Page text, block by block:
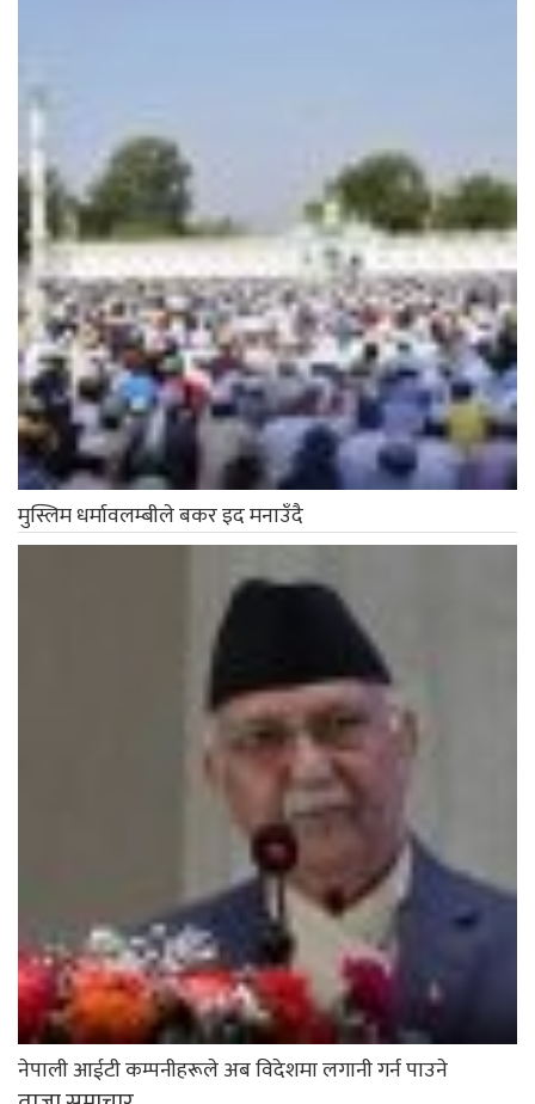
मुस्लिम धर्मावलम्बीले बकर इद मनाउँदै
नेपाली आईटी कम्पनीहरूले अब विदेशमा लगानी गर्न पाउने